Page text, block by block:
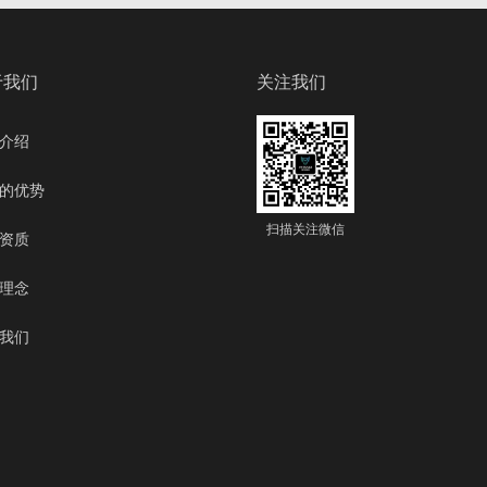
们
绍
优势
质
念
们
关注我们
扫描关注微信